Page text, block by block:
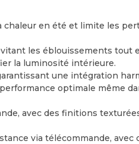
en été et limite les
les éblouissements tout
la luminosité intérieure.
une intégration
optimale même
avec des finitions
via télécommande, avec